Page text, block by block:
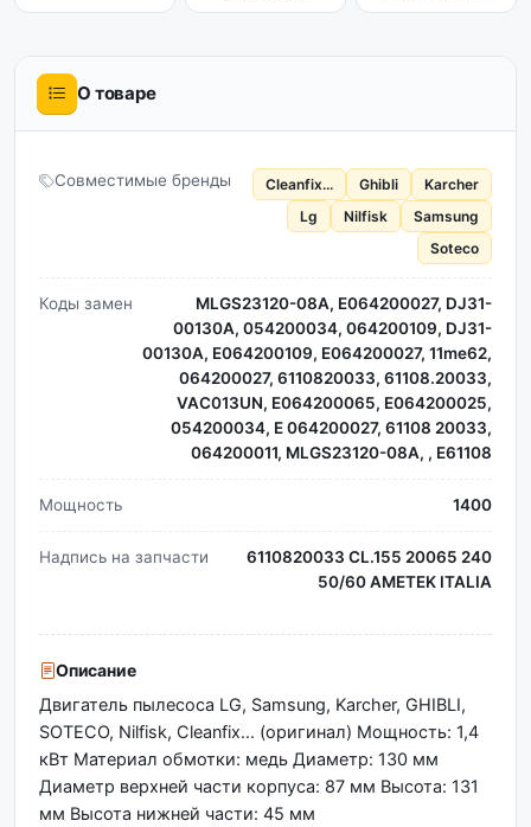
О товаре
Совместимые бренды Cleanfix... Ghibli
Karcher
Lg
Nilfisk
Samsung
Soteco
Коды замен
MLGS23120-08A, E064200027, DJ31-
00130A, 054200034, 064200109, DJ31-
00130A, E064200109, E064200027, 11me62,
064200027, 6110820033, 61108.20033,
VAC013UN, E064200065, E064200025,
054200034, E 064200027, 61108 20033,
064200011, MLGS23120-08A, , E61108
Мощность 1400
Надпись на запчасти
6110820033 CL.155 20065 240
50/60 AMETEK ITALIA
Описание
Двигатель пылесоса LG, Samsung, Karcher, GHIBLI,
SOTECO, Nilfisk, Cleanfix... (оригинал) Мощность: 1,4
кВт Материал обмотки: медь Диаметр: 130 мм
Диаметр верхней части корпуса: 87 мм Высота: 131
мм Высота нижней части: 45 мм